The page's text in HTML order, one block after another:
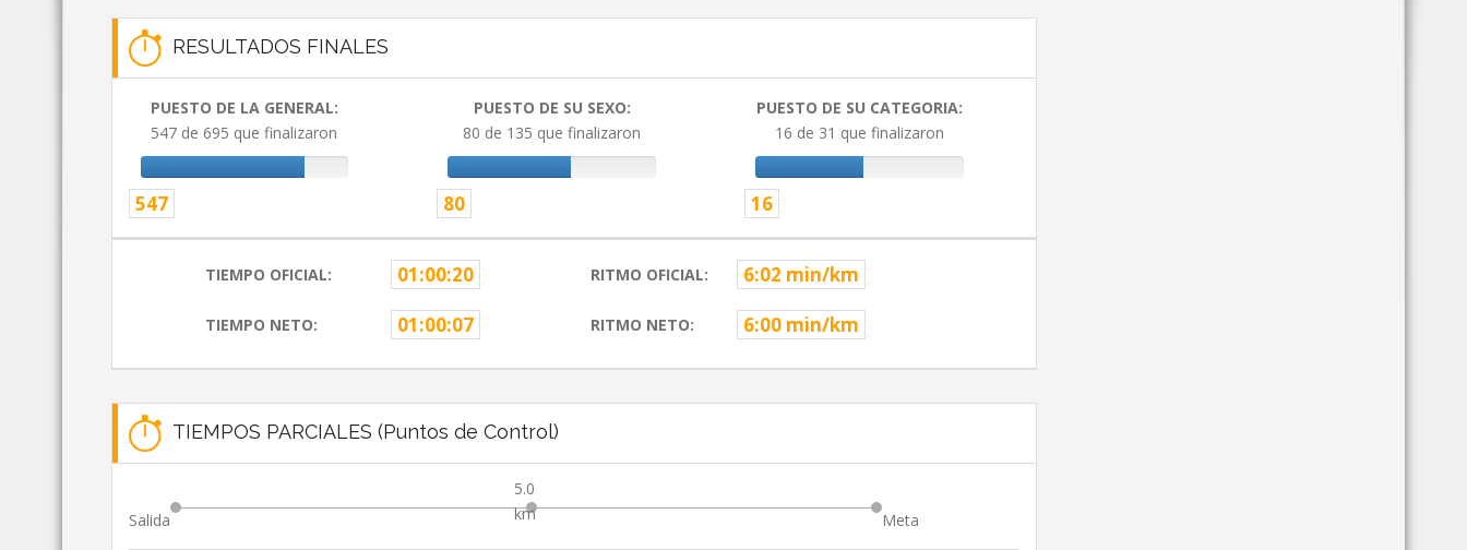
RESULTADOS FINALES
PUESTO DE LA GENERAL:
547 de 695 que finalizaron
547
PUESTO DE SU SEXO:
80 de 135 que finalizaron
80
PUESTO DE SU CATEGORIA:
16 de 31 que finalizaron
16
TIEMPO OFICIAL: 01:00:20 RITMO OFICIAL: 6:02 min/km
TIEMPO NETO: 01:00:07 RITMO NETO: 6:00 min/km
TIEMPOS PARCIALES (Puntos de Control)
Salida
5.0
km
Meta